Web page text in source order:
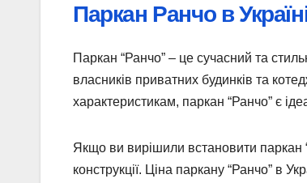
Паркан Ранчо в
Паркан “Ранчо” – це сучасний та
власників приватних будинків та
характеристикам, паркан “Ранчо” є
Якщо ви вирішили встановити паркан
конструкції. Ціна паркану “Ранчо” в